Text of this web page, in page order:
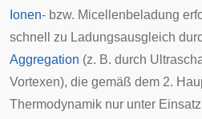
Ionen- bzw. Micellenbeladung
schnell zu Ladungsausgleich
Aggregation (z. B. durch
Vortexen), die gemäß dem 2.
Thermodynamik nur unter